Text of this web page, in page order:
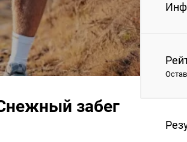
забег